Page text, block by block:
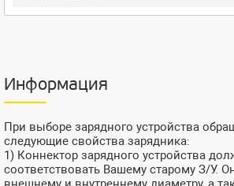
Информация
При выборе зарядного устройства
следующие свойства зарядника:
1) Коннектор зарядного устройства
соответствовать Вашему старому З/У.